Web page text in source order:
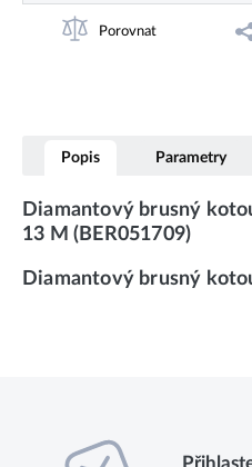
Porovnat
Popis Parametry
Diamantový brusný
13 M (BER051709)
Diamantový brusný